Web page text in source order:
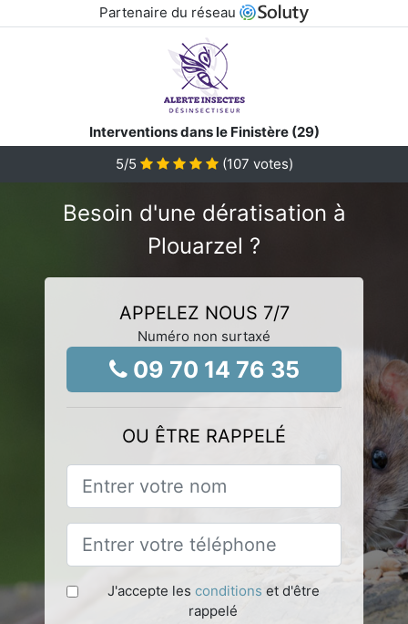
Partenaire du réseau
Interventions dans le Finistère (29)
5/5 (107 votes)
Besoin d'une dératisation à
Plouarzel ?
APPELEZ NOUS 7/7
Numéro non surtaxé
09 70 14 76 35
OU ÊTRE RAPPELÉ
J'accepte les conditions et d'être
rappelé